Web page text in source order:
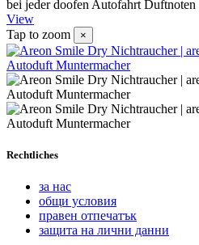
bei jeder doofen Autofahrt
View
Tap to zoom
×
Rechtliches
за нас
общи условия
правен отпечатък
защита на лични данни